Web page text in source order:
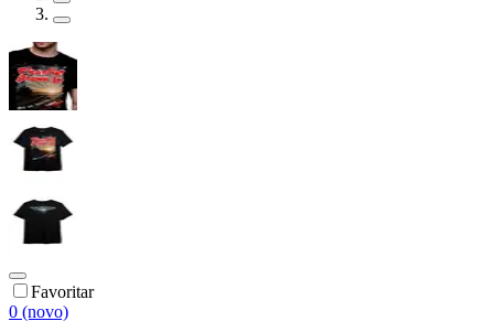
Favoritar
0 (novo)